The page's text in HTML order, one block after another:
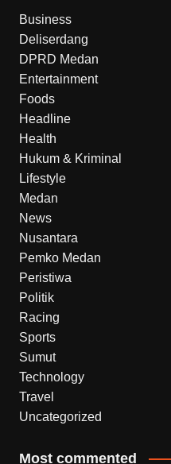
Business
Deliserdang
DPRD Medan
Entertainment
Foods
Headline
Health
Hukum & Kriminal
Lifestyle
Medan
News
Nusantara
Pemko Medan
Peristiwa
Politik
Racing
Sports
Sumut
Technology
Travel
Uncategorized
Most commented